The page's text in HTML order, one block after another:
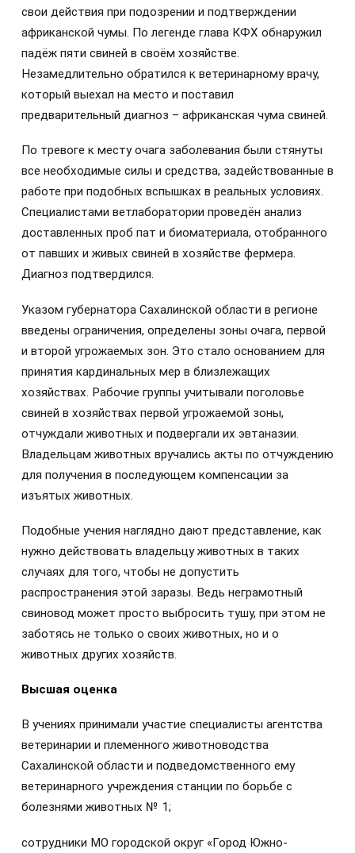
свои действия при подозрении и подтверждении
африканской чумы. По легенде глава КФХ обнаружил
падёж пяти свиней в своём хозяйстве.
Незамедлительно обратился к ветеринарному врачу,
который выехал на место и поставил
предварительный диагноз – африканская чума свиней.
По тревоге к месту очага заболевания были стянуты
все необходимые силы и средства, задействованные в
работе при подобных вспышках в реальных условиях.
Специалистами ветлаборатории проведён анализ
доставленных проб пат и биоматериала, отобранного
от павших и живых свиней в хозяйстве фермера.
Диагноз подтвердился.
Указом губернатора Сахалинской области в регионе
введены ограничения, определены зоны очага, первой
и второй угрожаемых зон. Это стало основанием для
принятия кардинальных мер в близлежащих
хозяйствах. Рабочие группы учитывали поголовье
свиней в хозяйствах первой угрожаемой зоны,
отчуждали животных и подвергали их эвтаназии.
Владельцам животных вручались акты по отчуждению
для получения в последующем компенсации за
изъятых животных.
Подобные учения наглядно дают представление, как
нужно действовать владельцу животных в таких
случаях для того, чтобы не допустить
распространения этой заразы. Ведь неграмотный
свиновод может просто выбросить тушу, при этом не
заботясь не только о своих животных, но и о
животных других хозяйств.
Высшая оценка
В учениях принимали участие специалисты агентства
ветеринарии и племенного животноводства
Сахалинской области и подведомственного ему
ветеринарного учреждения станции по борьбе с
болезнями животных № 1;
сотрудники МО городской округ «Город Южно-